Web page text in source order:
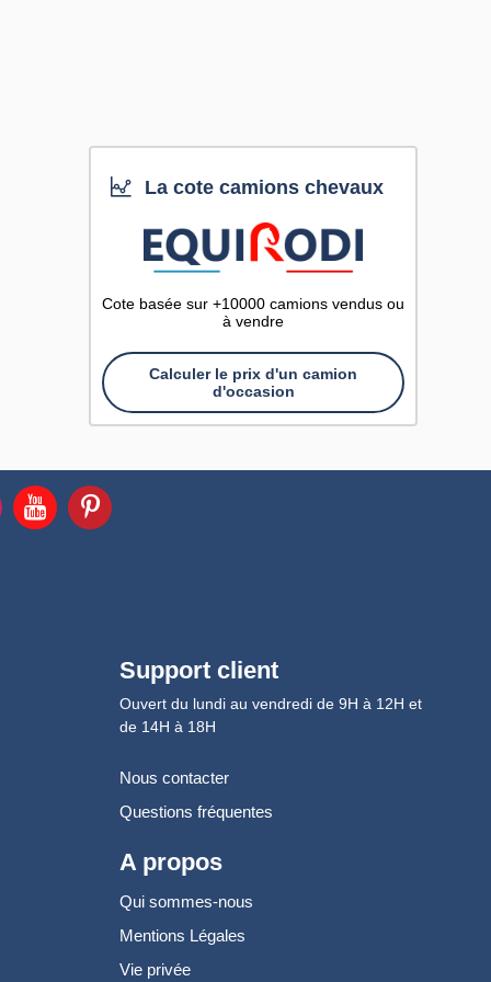
La cote camions chevaux
Cote basée sur +10000 camions vendus ou
à vendre
Calculer le prix d'un camion
d'occasion
Support client
Ouvert du lundi au vendredi de 9H à 12H et
de 14H à 18H
Nous contacter
Questions fréquentes
A propos
Qui sommes-nous
Mentions Légales
Vie privée